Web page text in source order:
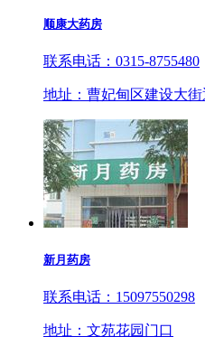
顺康大药房
联系电话：0315-8755480
地址：曹妃甸区建设大
新月药房
联系电话：15097550298
地址：文苑花园门口